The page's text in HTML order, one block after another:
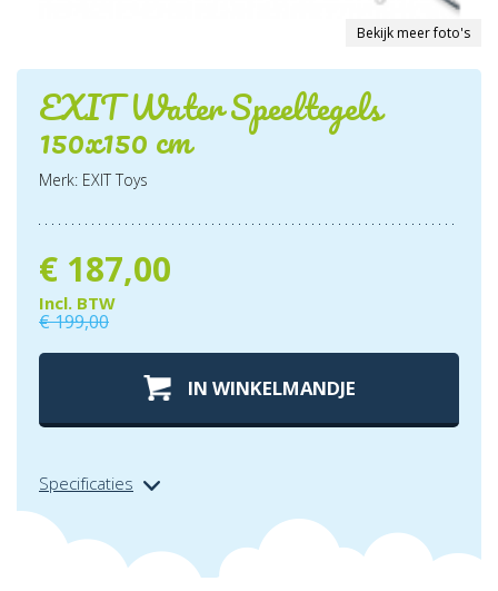
Bekijk meer foto's
EXIT Water Speeltegels
150x150 cm
Merk: EXIT Toys
€ 187,00
Incl. BTW
€199,00
IN WINKELMANDJE
Specificaties